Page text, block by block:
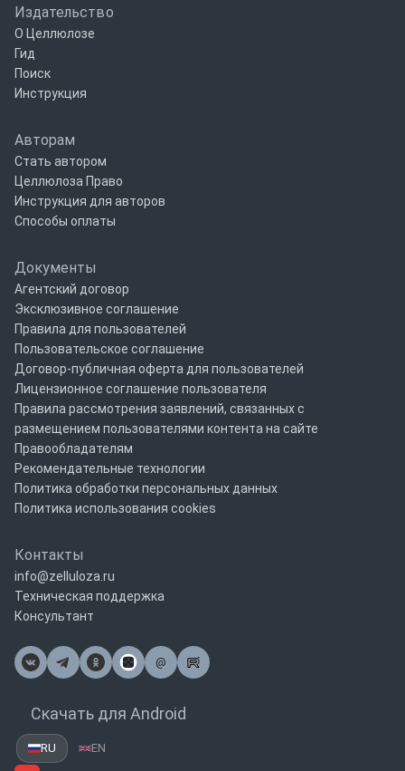
Издательство
О Целлюлозе
Гид
Поиск
Инструкция
Авторам
Стать автором
Целлюлоза Право
Инструкция для авторов
Способы оплаты
Документы
Агентский договор
Эксклюзивное соглашение
Правила для пользователей
Пользовательское соглашение
Договор-публичная оферта для пользователей
Лицензионное соглашение пользователя
Правила рассмотрения заявлений, связанных с
размещением пользователями контента на сайте
Правообладателям
Рекомендательные технологии
Политика обработки персональных данных
Политика использования cookies
Контакты
info@zelluloza.ru
Техническая поддержка
Консультант
@
Почта
Скачать для Android
RU EN